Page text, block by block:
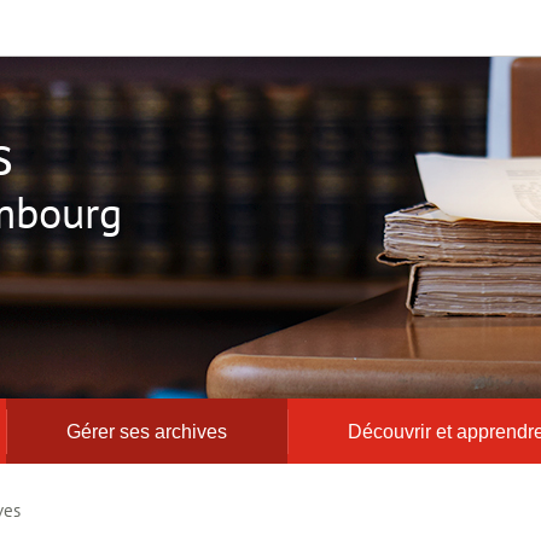
Gérer ses archives Découvrir et